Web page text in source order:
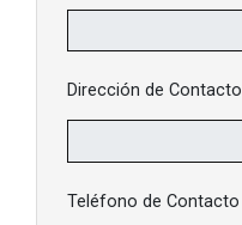
Dirección de Contacto
Teléfono de Contacto